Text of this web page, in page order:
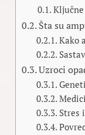
Šta su
Kako
Uzroci
Stres